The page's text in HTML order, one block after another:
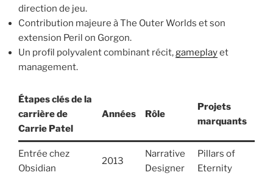
direction de jeu.
Contribution majeure à The Outer Worlds et son
extension Peril on Gorgon.
Un profil polyvalent combinant récit,gameplayet
management.
Étapes clés de la
carrière de
Carrie Patel
Années Rôle
Projets
marquants
Entrée chez
Obsidian
2013
Narrative
Designer
Pillars of
Eternity